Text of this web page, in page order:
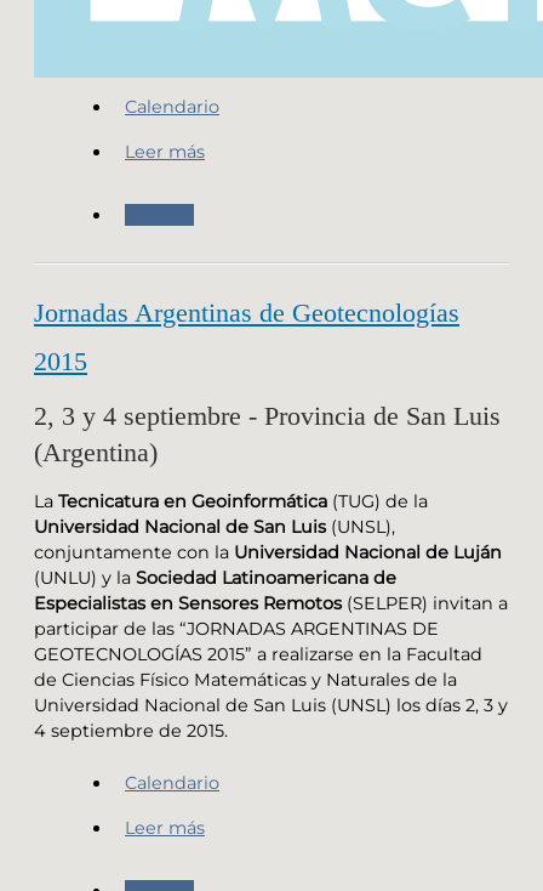
Calendario
Leer más
Jornadas Argentinas de Geotecnologías
2015
2, 3 y 4 septiembre - Provincia de San Luis
(Argentina)
La Tecnicatura en Geoinformática (TUG) de la
Universidad Nacional de San Luis (UNSL),
conjuntamente con la Universidad Nacional de Luján
(UNLU) y la Sociedad Latinoamericana de
Especialistas en Sensores Remotos (SELPER) invitan a
participar de las “JORNADAS ARGENTINAS DE
GEOTECNOLOGÍAS 2015” a realizarse en la Facultad
de Ciencias Físico Matemáticas y Naturales de la
Universidad Nacional de San Luis (UNSL) los días 2, 3 y
4 septiembre de 2015.
Calendario
Leer más